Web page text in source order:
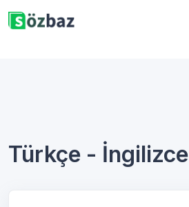
Türkçe - İngilizce